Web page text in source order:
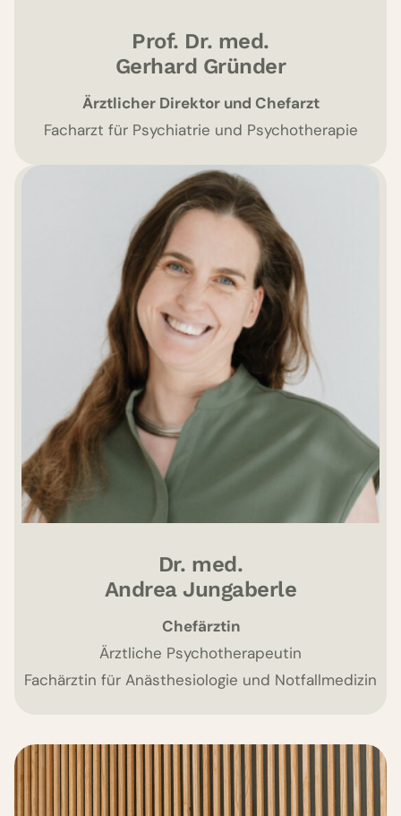
Prof. Dr. med.
Gerhard Gründer
Ärztlicher Direktor und Chefarzt
Facharzt für Psychiatrie und Psychotherapie
Dr. med.
Andrea Jungaberle
Chefärztin
Ärztliche Psychotherapeutin
Fachärztin für Anästhesiologie und Notfallmedizin